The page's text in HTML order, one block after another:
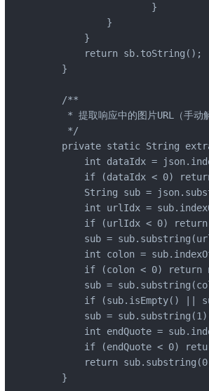
                    }
            }
        }
        return sb.toString();
    }
    /**
* 提取响应中的图片URL（手动
     */
private static String
int dataIdx =
if (dataIdx < 0)
String sub =
int urlIdx =
if (urlIdx < 0) return
sub =
int colon =
if (colon < 0) return
sub =
if (sub.isEmpty() ||
sub =
int endQuote =
if (endQuote < 0)
return
    }